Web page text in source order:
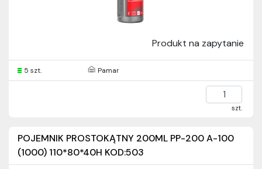
Produkt na zapytanie
5 szt. Pamar
szt.
POJEMNIK PROSTOKĄTNY 200ML PP-200 A-100
(1000) 110*80*40H KOD:503